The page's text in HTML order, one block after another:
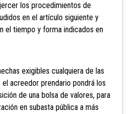
los procedimientos de
en el artículo siguiente y
el tiempo y forma indicados en
exigibles cualquiera de las
acreedor prendario pondrá los
de una bolsa de valores, para
en subasta pública a más